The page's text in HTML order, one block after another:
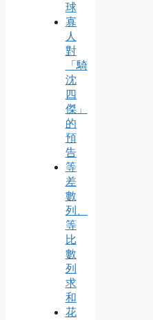
球
寡
人
對
「騎
沈
四
傑」
的
預
告
等
差
數
列、
等
比
數
列
求
和
花